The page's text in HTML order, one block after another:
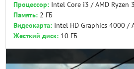
Процессор:Intel Core i3 / AMD Ryzen 3
Память:2 ГБ
Видеокарта:Intel HD Graphics 4000 /
Жесткий диск:10 ГБ